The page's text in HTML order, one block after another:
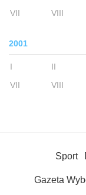
VII
VIII
2001
I II
VII
VIII
Sport
Gazeta